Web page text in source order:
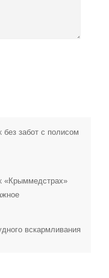
забот с полисом
«Крыммедстрах»
вскармливания